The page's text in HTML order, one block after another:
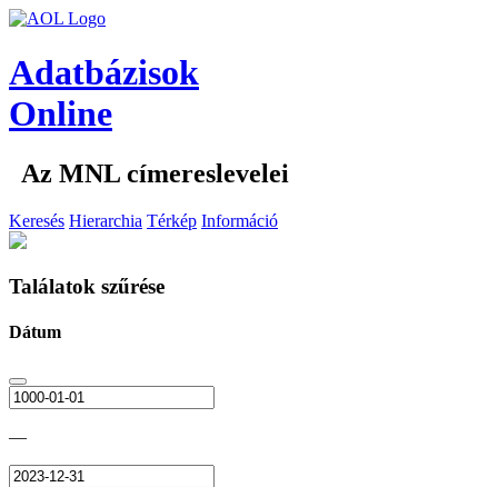
Adatbázisok
Online
Az MNL címereslevelei
Keresés Hierarchia Térkép Információ
Találatok szűrése
Dátum
—